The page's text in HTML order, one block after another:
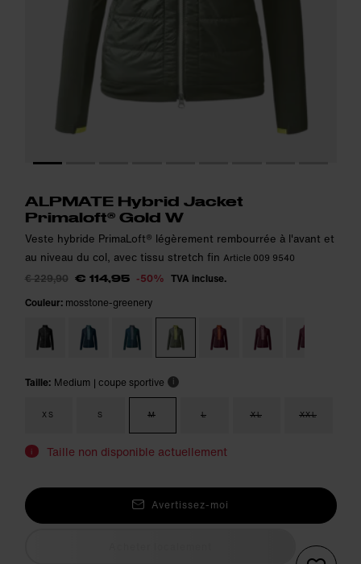
ALPMATE Hybrid Jacket
Primaloft® Gold W
Veste hybride PrimaLoft® légèrement rembourrée à l'avant et
au niveau du col, avec tissu stretch fin Article 009 9540
€ 229,90 € 114,95 -50% TVA incluse.
Couleur: mosstone-greenery
Taille: Medium | coupe sportive i
XS S M L XL XXL
i Taille non disponible actuellement
Avertissez-moi